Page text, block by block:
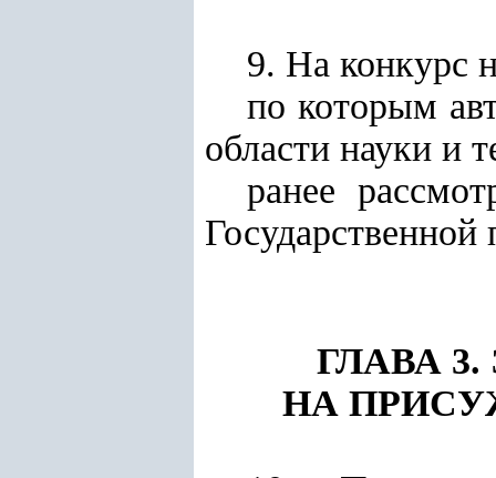
9. На конкурс
по которым
области науки и
ранее
ГЛАВА
НА